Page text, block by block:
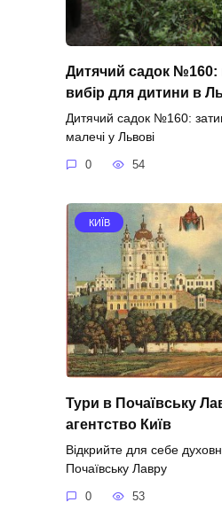
Дитячий садок №160:
вибір для дитини в
Дитячий садок №160:
малечі у Львові
0 54
КИЇВ
Тури в Почаївську
агентство Київ
Відкрийте для себе
Почаївську Лавру
0 53